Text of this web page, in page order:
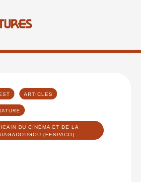
ARTICLES
DU CINÉMA ET DE LA
(FESPACO)